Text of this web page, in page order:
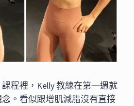
程裡，Kelly 教練在第一週就
。看似跟增肌減脂沒有直接